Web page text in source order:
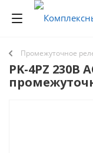
Промежуточное
PK-4PZ 230В